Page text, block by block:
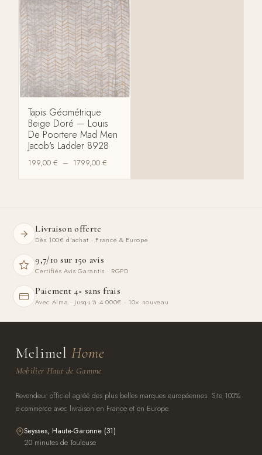
Tapis Géométrique
Beige Doré — Louis
De Poortere Mad Men
Jacob's Ladder 8928
199,00€ – 1799,00€
Livraison offerte
Dès 100€ d'achat · France & Europe
9,7/10 sur 150 avis
Certifiés Avis Garantis · RGPD
Paiement 4× sans frais
Avec Alma · Jusqu'à 4 000€ · 10× nouveau
Melimel Home
Mobilier Haut de Gamme
Revendeur officiel agréé des plus belles marques européennes. Site 100%
e-commerce avec livraison en France et en Europe.
Seysses, Haute-Garonne (31)
20 minutes de Toulouse